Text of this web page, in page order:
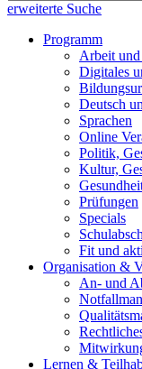
erweiterte Suche
Programm
Arbeit
Digitales
Deutsch
Sprachen
Online
Politik,
Kultur,
Prüfungen
Specials
Fit und
Organisation &
An- und
Lernen &